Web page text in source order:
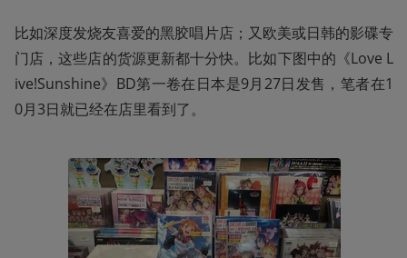
比如深度发烧友喜爱的黑胶唱片店；又欧美或日韩的影碟专
门店，这些店的货源更新都十分快。比如下图中的《Love L
ive!Sunshine》BD第一卷在日本是9月27日发售，笔者在1
0月3日就已经在店里看到了。